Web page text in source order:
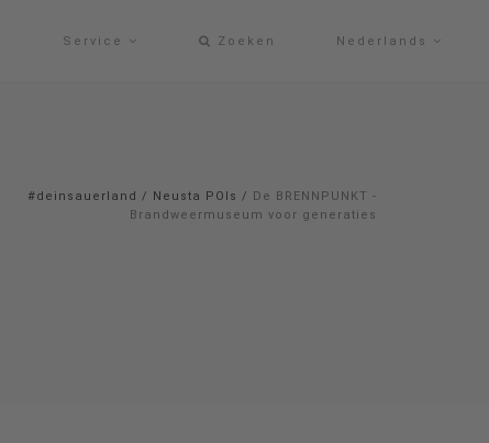
Service Zoeken Nederlands
#deinsauerland / Neusta POIs / De BRENNPUNKT -
Brandweermuseum voor generaties